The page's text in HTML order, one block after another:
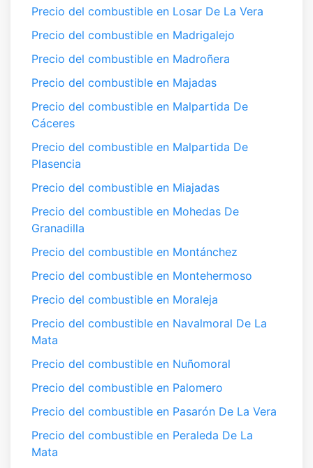
Precio del combustible en Losar De La Vera
Precio del combustible en Madrigalejo
Precio del combustible en Madroñera
Precio del combustible en Majadas
Precio del combustible en Malpartida De
Cáceres
Precio del combustible en Malpartida De
Plasencia
Precio del combustible en Miajadas
Precio del combustible en Mohedas De
Granadilla
Precio del combustible en Montánchez
Precio del combustible en Montehermoso
Precio del combustible en Moraleja
Precio del combustible en Navalmoral De La
Mata
Precio del combustible en Nuñomoral
Precio del combustible en Palomero
Precio del combustible en Pasarón De La Vera
Precio del combustible en Peraleda De La
Mata